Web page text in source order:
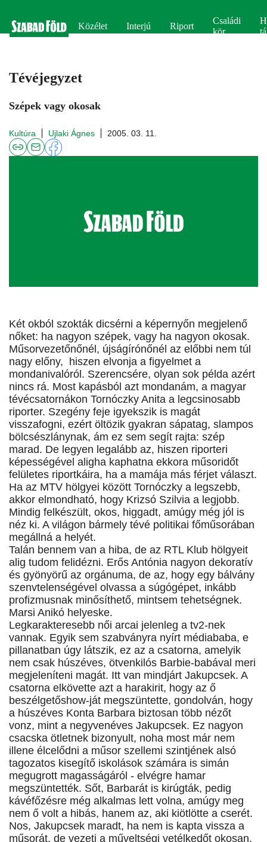
Közélet Interjú Riport
Családi
kör
Tévéjegyzet
Szépek vagy okosak
Kultúra Ujlaki Ágnes 2005. 03. 11.
Két okból szokták dicsérni a képernyőn megjelenő
nőket: ha nagyon szépek, vagy ha nagyon okosak.
Műsorvezetőnőnél, újságírónőnél az előbbi nem túl
nagy előny, hiszen elvonja a figyelmet a
mondanivalóról. Szerencsére, olyan sok példa azért
nincs rá. Most kapásból azt mondanám, a magyar
tévécsatornákon Tornóczky Anita a legcsinosabb
riporter. Szegény feje igyekszik is magát
visszafogni, ezért öltözik gyakran sápatag, slampos
bölcsészlánynak, ám ez sem segít rajta: szép
marad. De legyen legalább az, hiszen riporteri
képességével aligha kaphatna ekkora műsoridőt
felületes riportkáira, ha a mamája más férjet választ.
Ha az MTV hölgyei között Tornóczky a legszebb,
akkor elmondható, hogy Krizsó Szilvia a legjobb.
Mindig felkészült, okos, higgadt, amúgy még jól is
néz ki. A világon bármely tévé politikai főműsorában
megállná a helyét.
Talán bennem van a hiba, de az RTL Klub hölgyeit
alig tudom felidézni. Erős Antónia nagyon dekoratív
és gyönyörű az orgánuma, de az, hogy egy bálvány
szenvtelenségével olvassa a súgógépet, inkább
profizmusnak minősíthető, mintsem tehetségnek.
Marsi Anikó helyeske.
Legkarakteresebb női arcai jelenleg a tv2-nek
vannak. Egyik sem szabványra nyírt médiababa, e
pillanatban úgy látszik, ez az a csatorna, amelyik
nem csak húszéves, ötvenkilós Barbie-babával meri
megjeleníteni magát. Itt van mindjárt Jakupcsek. A
csatorna elkövette azt a harakirit, hogy az ő
beszélgetőshow-ját megszüntette, gondolván, hogy
a húszéves Konta Barbara biztosan több nézőt
vonz, mint a negyvenéves Jakupcsek. Ez nagyon
csacska ötletnek bizonyult, noha most már nem
illene élcelődni a műsor szellemi szintjének alsó
tagozatos kisegítő iskolások számára is simán
megugrott magasságáról - elvégre hamar
megszüntették. Sőt, Barbarát is kirúgták, pedig
kávéfőzésre még alkalmas lett volna, amúgy meg
nem ő volt a hibás, hanem az, aki kiötlötte a cserét.
Nos, Jakupcsek maradt, ha nem is kapta vissza a
műsorát, de vezeti a műveltségi vetélkedőt okosan,